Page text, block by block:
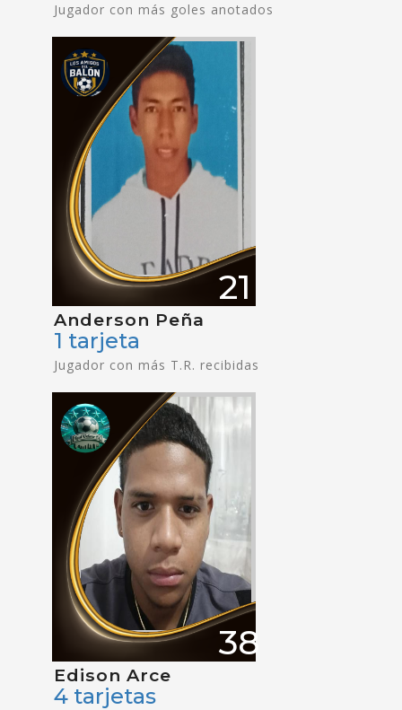
Jugador con más goles anotados
21
Anderson Peña
1 tarjeta
Jugador con más T.R. recibidas
38
Edison Arce
4 tarjetas